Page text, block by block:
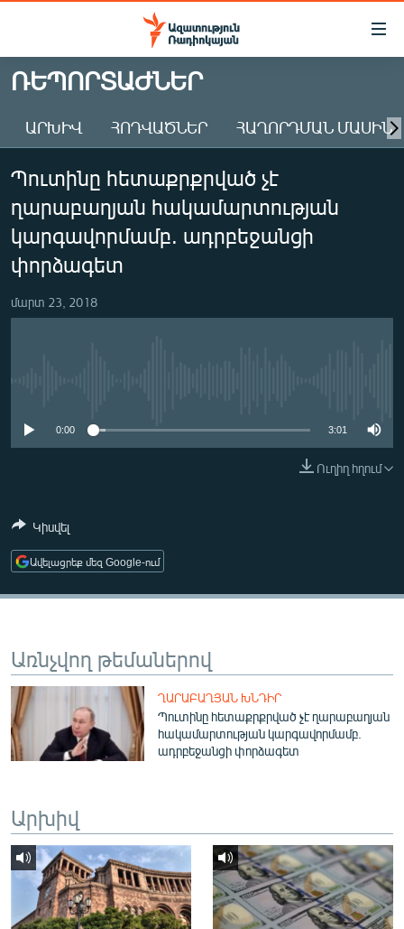
Մատչելիության
Անցնել
հիմնական
Անցնել
հիմնական
մենյուին
ԱԶԱՏՈՒԹՅՈՒՆ TV
ՀԱՅԱՍՏԱՆ
ԸՆՏՐՈՒԹՅՈՒՆՆԵՐ 2026
ԻՐԱՎՈՒՆՔ
ՀԱՍԱՐԱԿՈՒԹՅՈՒՆ
ՂԱՐԱԲԱՂ
ՄԻՋԱԶԳԱՅԻՆ
ՄՇԱԿՈՒՅԹ
ՄԵԿՆԱԲԱՆՈՒԹՅՈՒՆ
ՏՏ ԵՒ ԻՆՏԵՐՆԵՏ
ԲԱՆԱՎԵՃ
ՁԳՏԵԼՈՎ ԼԱՎԱԳՈՒՅՆԻՆ
ՓՈԴՔԱՍԹ
English
Русский
ՀԵՏԵՎԵՔ ՄԵԶ
ՌԵՊՈՐՏԱԺՆԵՐ
ԱՐԽԻՎ ՀՈԴՎԱԾՆԵՐ ՀԱՂՈՐԴՄԱՆ ՄԱՍԻՆ
Պուտինը հետաքրքրված չէ
ղարաբաղյան հակամարտության
կարգավորմամբ. ադրբեջանցի
փորձագետ
մարտ 23, 2018
0:00 3:01
Ուղիղ հղում
Կիսվել
Ավելացրեք մեզ Google-ում
Առնչվող թեմաներով
ՂԱՐԱԲԱՂՅԱՆ ԽՆԴԻՐ
Պուտինը հետաքրքրված չէ ղարաբաղյան
հակամարտության կարգավորմամբ.
ադրբեջանցի փորձագետ
Արխիվ